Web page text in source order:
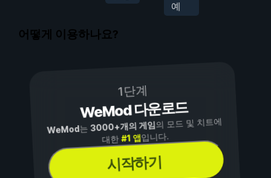
예
어떻게 이용하나요?
1단계
WeMod 다운로드
WeMod는3000+개의 게임의 모드 및 치트에
대한#1 앱입니다.
시작하기